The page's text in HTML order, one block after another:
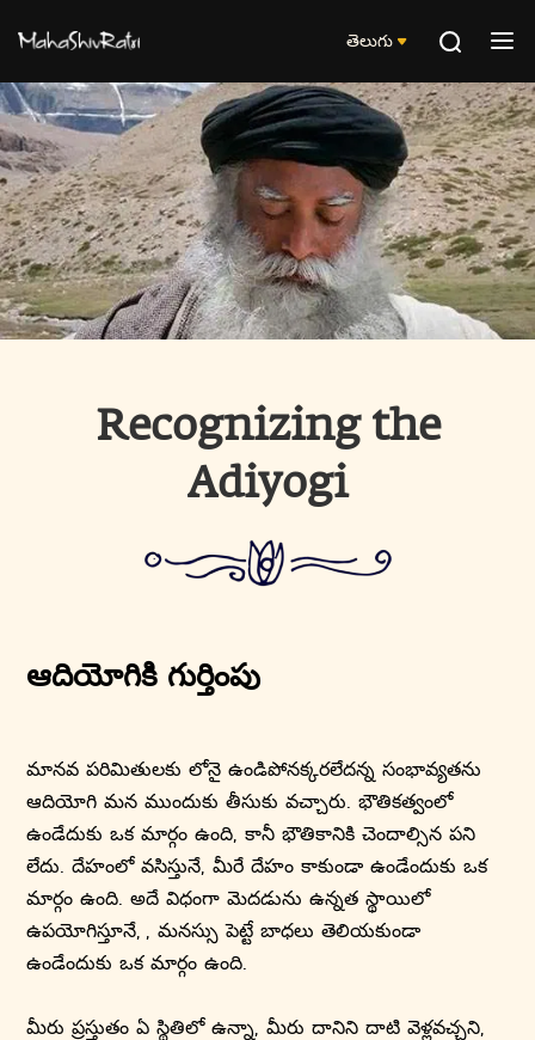
తెలుగు
Recognizing the
Adiyogi
ఆదియోగికి గుర్తింపు
మానవ పరిమితులకు లోనై ఉండిపోనక్కరలేదన్న సంభావ్యతను
ఆదియోగి మన ముందుకు తీసుకు వచ్చారు. భౌతికత్వంలో
ఉండేదుకు ఒక మార్గం ఉంది, కానీ భౌతికానికి చెందాల్సిన పని
లేదు. దేహంలో వసిస్తునే, మీరే దేహం కాకుండా ఉండేందుకు ఒక
మార్గం ఉంది. అదే విధంగా మెదడును ఉన్నత స్థాయిలో
ఉపయోగిస్తూనే, , మనస్సు పెట్టే బాధలు తెలియకుండా
ఉండేందుకు ఒక మార్గం ఉంది.
మీరు ప్రస్తుతం ఏ స్థితిలో ఉన్నా, మీరు దానిని దాటి వెళ్లవచ్చని,